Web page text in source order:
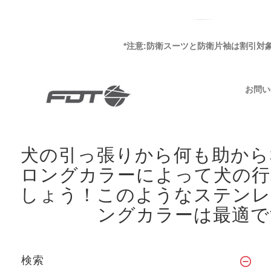
*注意:防衛スーツと防衛片袖は割引対
お問
犬の引っ張りから何も助か
ロングカラーによって犬の
しょう！ このようなステン
ングカラーは最適
検索